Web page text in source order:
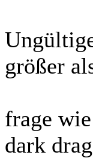
größer
frage
dark